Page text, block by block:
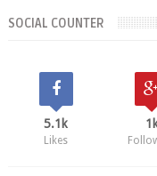
SOCIAL COUNTER
5.1k
Likes